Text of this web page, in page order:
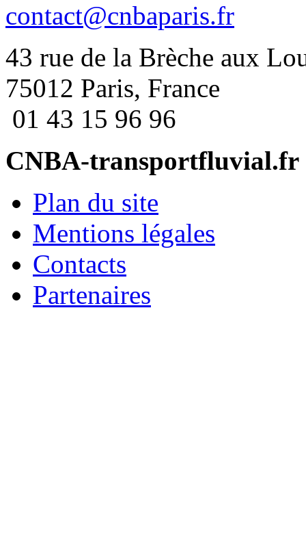
contact@cnbaparis.fr
43 rue de la Brèche aux
75012 Paris, France
01 43 15 96 96
CNBA-transportfluvial.fr
Plan du site
Mentions légales
Contacts
Partenaires